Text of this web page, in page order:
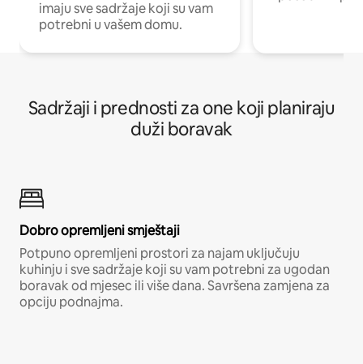
imaju sve sadržaje koji su vam
potrebni u vašem domu.
Sadržaji i prednosti za one koji planiraju
duži boravak
Dobro opremljeni smještaji
Potpuno opremljeni prostori za najam uključuju
kuhinju i sve sadržaje koji su vam potrebni za ugodan
boravak od mjesec ili više dana. Savršena zamjena za
opciju podnajma.